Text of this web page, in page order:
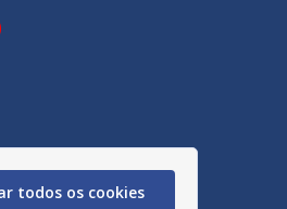
todos os cookies